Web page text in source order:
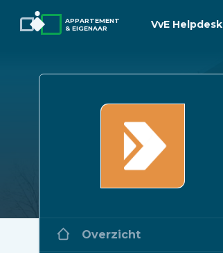
APPARTEMENT
& EIGENAAR
VvE Helpdesk
Overzicht